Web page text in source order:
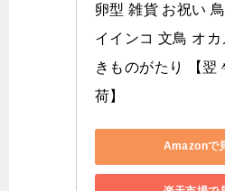
卵型 雑貨 お祝い
イインコ 文鳥 オ
きものがたり 【翌
荷】
Amazonで